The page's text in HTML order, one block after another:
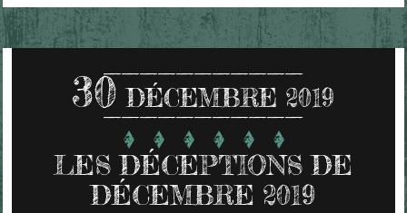
30 DÉCEMBRE 2019
LES DÉCEPTIONS DE
DÉCEMBRE 2019